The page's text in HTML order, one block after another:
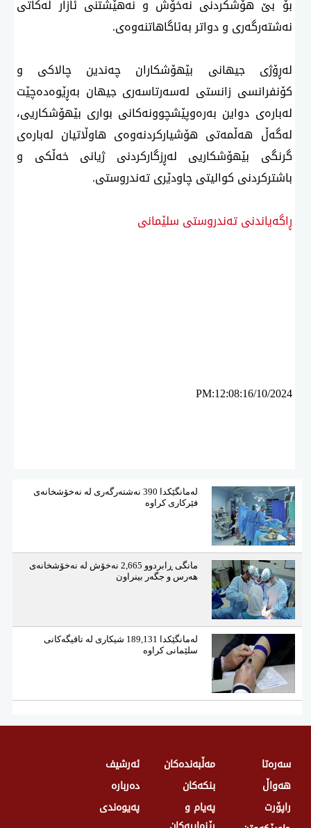
بۆ بێ هۆشكردنی نەخۆش و نەهێشتنی ئازار لەكاتی
نەشتەرگەری و دواتر بەئاگاهاتنەوەی.
لەڕۆژی جیهانی بێهۆشكاران چەندین چالاكی و
كۆنفرانسی زانستی لەسەرتاسەری جیهان بەڕێوەدەچێت
لەبارەی دواین بەرەوپێشچوونەكانی بواری بێهۆشكاریی،
لەگەڵ هەڵمەتی هۆشیاركردنەوەی هاوڵاتیان لەبارەی
گرنگی بێهۆشكاریی لەڕزگاركردنی ژیانی خەڵكی و
باشتركردنی كوالیتی چاودێری تەندروستی.
ڕاگەیاندنی تەندروستی سلێمانی
PM:12:08:16/10/2024
لەمانگێكدا 390 نەشتەرگەری لە نەخۆشخانەی
فێركاری كراوە
مانگی ڕابردوو 2,665 نەخۆش لە نەخۆشخانەی
هەرس و جگەر بینراون
لەمانگێكدا 189,131 شیكاری لە تاقیگەكانی
سلێمانی كراوە
سەرەتا
هەواڵ
راپۆرت
مەڵبەندەکان
بنکەکان
پەیام و
ئەرشیف
دەربارە
پەیوەندی